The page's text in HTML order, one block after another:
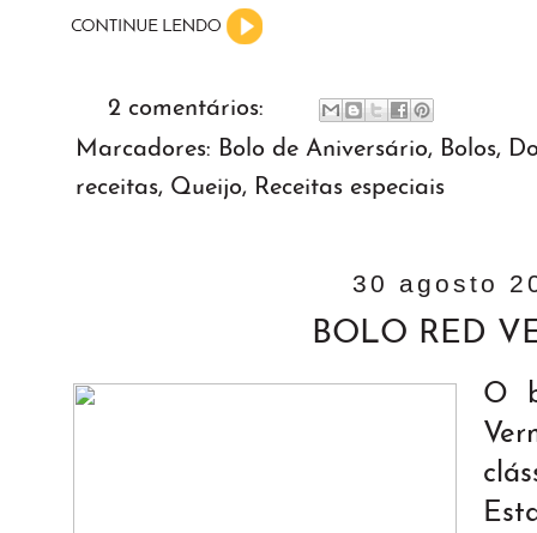
2 comentários:
Marcadores: Bolo de Aniversário, Bolos,
receitas, Queijo, Receitas especiais
30 agosto
BOLO RED
O